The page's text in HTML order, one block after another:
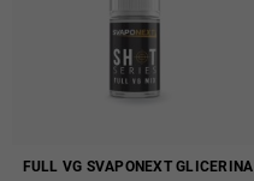
FULL VG SVAPONEXT GLICERINA